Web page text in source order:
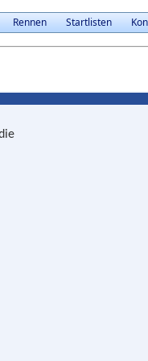
Rennen Startlisten